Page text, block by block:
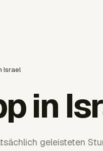
Israel
in
geleisteten